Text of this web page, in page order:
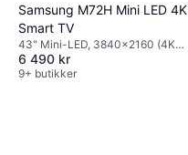
Samsung M72H Mini LED 4K
Smart TV
43" Mini-LED, 3840x2160 (4K
Ultra HD), Smart TV
6 490 kr
9+ butikker